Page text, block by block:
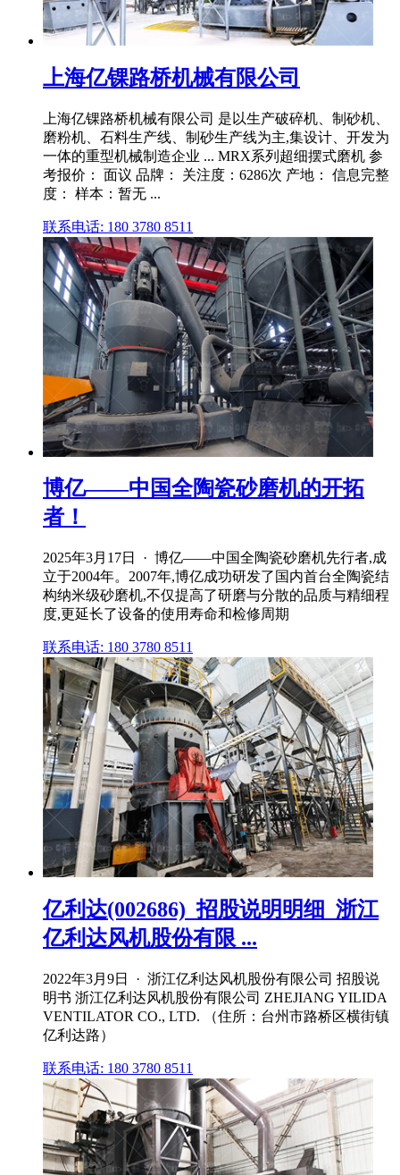
上海亿锞路桥机械有限公司
上海亿锞路桥机械有限公司 是以生产破碎机、制砂机、
磨粉机、石料生产线、制砂生产线为主,集设计、开发为
一体的重型机械制造企业 ... MRX系列超细摆式磨机 参
考报价： 面议 品牌： 关注度：6286次 产地： 信息完整
度： 样本：暂无 ...
联系电话: 180 3780 8511
博亿——中国全陶瓷砂磨机的开拓
者！
2025年3月17日 · 博亿——中国全陶瓷砂磨机先行者,成
立于2004年。2007年,博亿成功研发了国内首台全陶瓷结
构纳米级砂磨机,不仅提高了研磨与分散的品质与精细程
度,更延长了设备的使用寿命和检修周期
联系电话: 180 3780 8511
亿利达(002686)_招股说明明细_浙江
亿利达风机股份有限 ...
2022年3月9日 · 浙江亿利达风机股份有限公司 招股说
明书 浙江亿利达风机股份有限公司 ZHEJIANG YILIDA
VENTILATOR CO., LTD. （住所：台州市路桥区横街镇
亿利达路）
联系电话: 180 3780 8511